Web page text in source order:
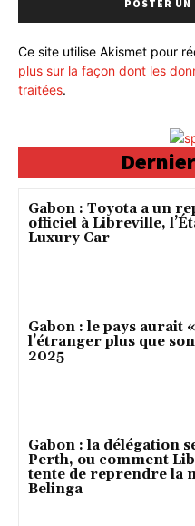
Ce site utilise Akismet pour
plus sur la façon dont les
traitées.
Gabon : Toyota a un
officiel à Libreville,
Luxury Car
Gabon : le pays aurait
l’étranger plus que
2025
Gabon : la délégation
Perth, ou comment
tente de reprendre la
Belinga